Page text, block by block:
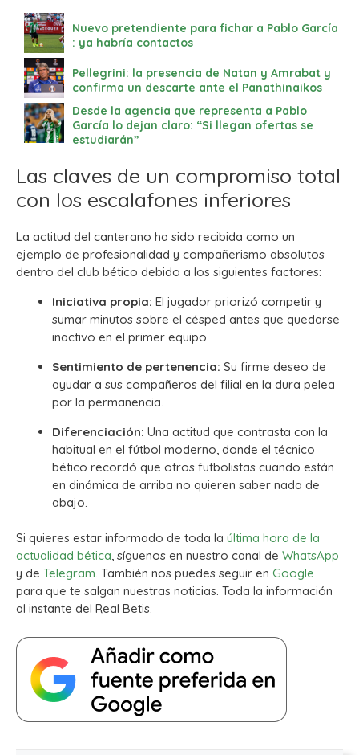
Nuevo pretendiente para fichar a Pablo García
: ya habría contactos
Pellegrini: la presencia de Natan y Amrabat y
confirma un descarte ante el Panathinaikos
Desde la agencia que representa a Pablo
García lo dejan claro: “Si llegan ofertas se
estudiarán”
Las claves de un compromiso total
con los escalafones inferiores
La actitud del canterano ha sido recibida como un
ejemplo de profesionalidad y compañerismo absolutos
dentro del club bético debido a los siguientes factores:
Iniciativa propia: El jugador priorizó competir y
sumar minutos sobre el césped antes que quedarse
inactivo en el primer equipo.
Sentimiento de pertenencia: Su firme deseo de
ayudar a sus compañeros del filial en la dura pelea
por la permanencia.
Diferenciación: Una actitud que contrasta con la
habitual en el fútbol moderno, donde el técnico
bético recordó que otros futbolistas cuando están
en dinámica de arriba no quieren saber nada de
abajo.
Si quieres estar informado de toda la última hora de la
actualidad bética, síguenos en nuestro canal de WhatsApp
y de Telegram. También nos puedes seguir en Google
para que te salgan nuestras noticias. Toda la información
al instante del Real Betis.